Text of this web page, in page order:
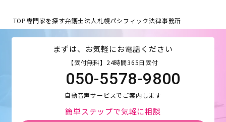
TOP専門家を探す弁護士法人札幌パシフィック法律事務所
まずは、お気軽にお電話ください
【受付無料】24時間365日受付
050-5578-9800
自動音声サービスでご案内します
簡単ステップで気軽に相談